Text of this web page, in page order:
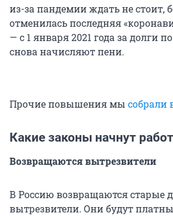
из-за пандемии ждать не стоит,
отменилась последняя
— с 1 января 2021 года за долги
снова начисляют пени.
Прочие повышения мы собрали
Какие законы начнут
Возвращаются вытрезвители
В Россию возвращаются старые
вытрезвители. Они будут